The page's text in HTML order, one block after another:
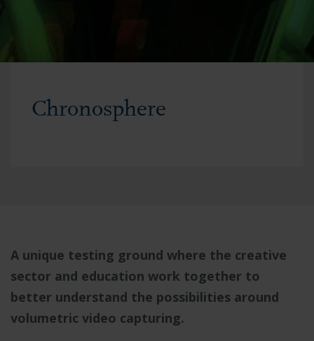
Chronosphere
A unique testing ground where the creative
sector and education work together to
better understand the possibilities around
volumetric video capturing.